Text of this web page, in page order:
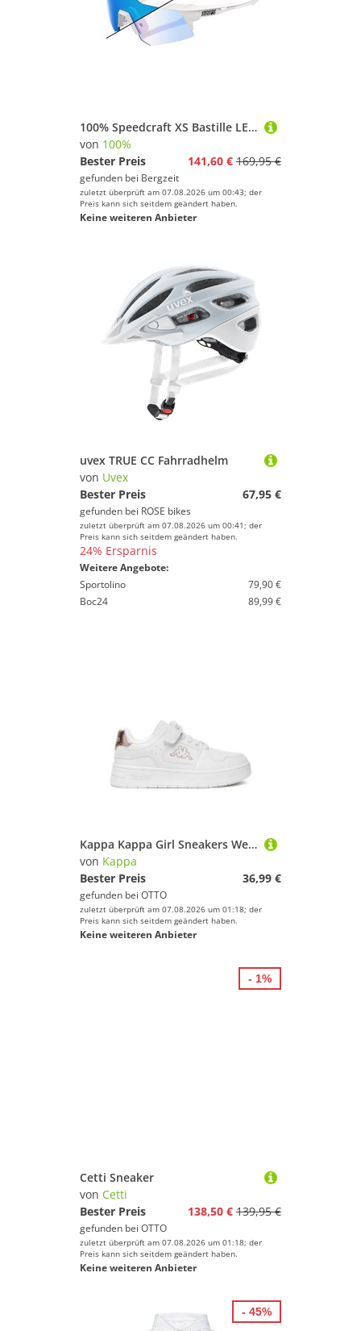
100% Speedcraft XS Bastille LE Photochrom Sportbrille
von 100%
Bester Preis
141,60 € 169,95 €
gefunden bei Bergzeit
zuletzt überprüft am 07.08.2026 um 00:43; der
Preis kann sich seitdem geändert haben.
Keine weiteren Anbieter
uvex TRUE CC Fahrradhelm
von Uvex
Bester Preis
67,95 €
gefunden bei ROSE bikes
zuletzt überprüft am 07.08.2026 um 00:41; der
Preis kann sich seitdem geändert haben.
24% Ersparnis
Weitere Angebote:
Sportolino
79,90 €
Boc24
89,99 €
Kappa Kappa Girl Sneakers Weiß YG240060-01S Sneaker
von Kappa
Bester Preis
36,99 €
gefunden bei OTTO
zuletzt überprüft am 07.08.2026 um 01:18; der
Preis kann sich seitdem geändert haben.
Keine weiteren Anbieter
Cetti Sneaker
von Cetti
Bester Preis
138,50 € 139,95 €
gefunden bei OTTO
zuletzt überprüft am 07.08.2026 um 01:18; der
Preis kann sich seitdem geändert haben.
Keine weiteren Anbieter
- 1%
- 45%